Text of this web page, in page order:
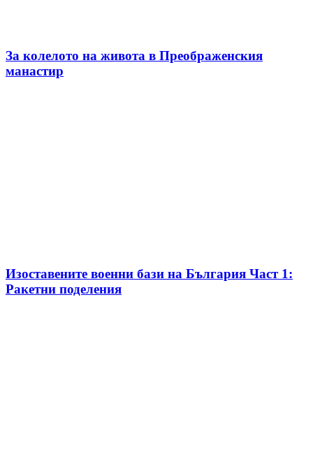
За колелото на живота в Преображенския
манастир
Изоставените военни бази на България Част 1:
Ракетни поделения